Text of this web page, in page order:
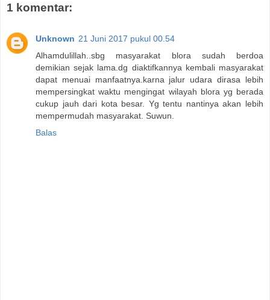
1 komentar:
Unknown 21 Juni 2017 pukul 00.54
Alhamdulillah..sbg masyarakat blora sudah berdoa
demikian sejak lama.dg diaktifkannya kembali masyarakat
dapat menuai manfaatnya.karna jalur udara dirasa lebih
mempersingkat waktu mengingat wilayah blora yg berada
cukup jauh dari kota besar. Yg tentu nantinya akan lebih
mempermudah masyarakat. Suwun.
Balas